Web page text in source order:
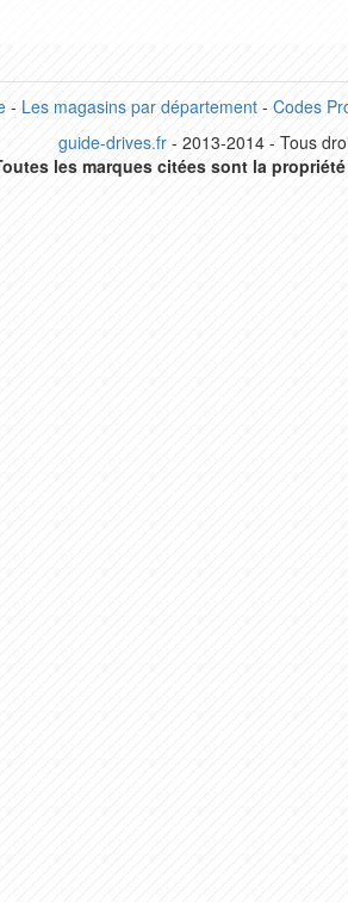
- Les magasins par département- Codes
guide-drives.fr - 2013-2014 - Tous
les marques citées sont la